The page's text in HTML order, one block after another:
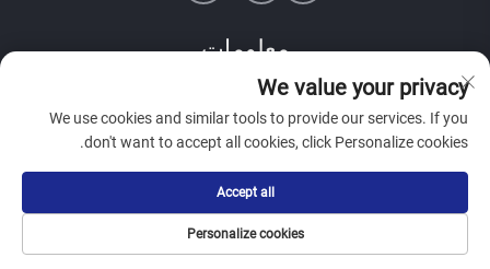
معلومات
اشترك لتلقي نشرتنا الإخبارية الأسبوعية
أرسل
We value your privacy
We use cookies and similar tools to provide our services. If you
don't want to accept all cookies, click Personalize cookies.
Personalize cookies
Accept all